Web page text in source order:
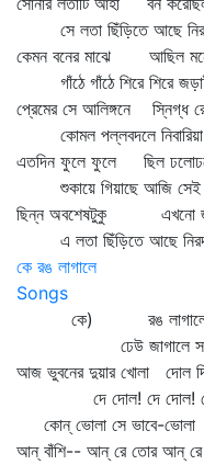
সে লতা ছিঁড়িতে আছে
কেমন বনের মাঝে আছিল
গাঁঠে গাঁঠে শিরে শিরে
প্রেমের সে আলিঙ্গনে স্নিগ্ধ
কোমল পল্লবদলে
এতদিন ফুলে ফুলে ছিল
শুকায়ে গিয়াছে আজি সেই
ছিন্ন অবশেষটুকু এখনো
এ লতা ছিঁড়িতে আছে
কে রঙ লাগালে
Songs
কে) রঙ লাগালে
ঢেউ জাগালে
আজ ভুবনের দুয়ার খোলা দোল
দে দোল! দে দোল!
কোন্‌ ভোলা সে ভাবে-ভোলা
আন্‌ বাঁশি-- আন্‌ রে তোর আন্‌ রে